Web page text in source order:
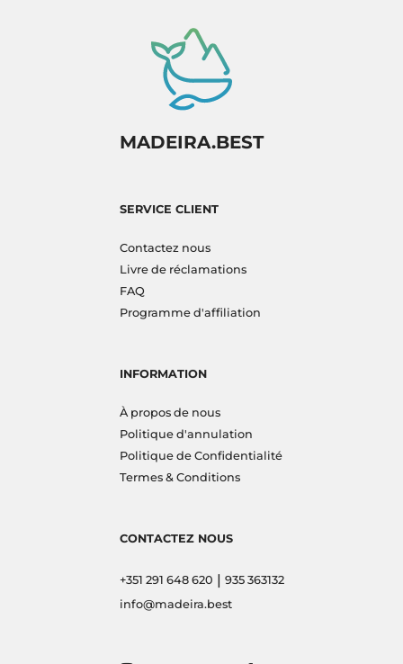
MADEIRA.BEST
SERVICE CLIENT
Contactez nous
Livre de réclamations
FAQ
Programme d'affiliation
INFORMATION
À propos de nous
Politique d'annulation
Politique de Confidentialité
Termes & Conditions
CONTACTEZ NOUS
+351 291 648 620 | 935 363132
info@madeira.best